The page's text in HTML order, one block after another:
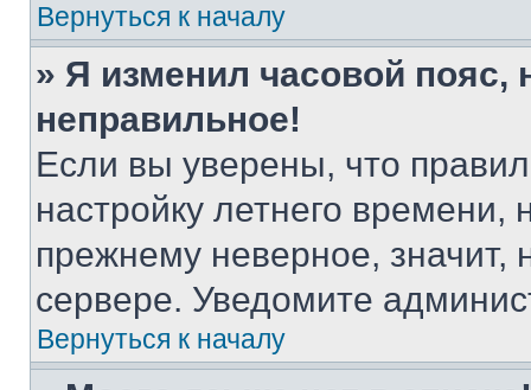
Вернуться к началу
» Я изменил часовой пояс,
неправильное!
Если вы уверены, что
настройку летнего
прежнему неверное, значит,
сервере. Уведомите
Вернуться к началу